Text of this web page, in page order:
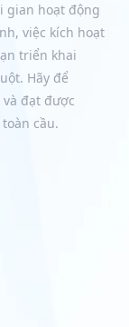
gian hoạt động
việc kích hoạt
triển khai
Hãy để
đạt được
cầu.